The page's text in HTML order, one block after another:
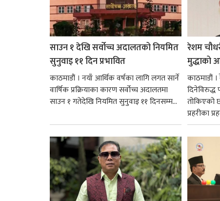
साउन १ देखि सर्वोच्च अदालतको नियमित
सुनुवाइ ११ दिन प्रभावित
काठमाडौं । नयाँ आर्थिक वर्षका लागि लगत सार्ने
वार्षिक प्रक्रियाका कारण सर्वोच्च अदालतमा
साउन १ गतेदेखि नियमित सुनुवाइ ११ दिनसम्म...
रेशम
मुद्धाको
काठमाडौं
तोकिएको
प्रहरीका